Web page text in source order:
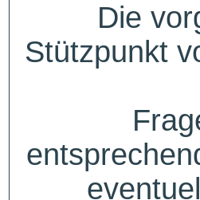
Die
Stützpunkt